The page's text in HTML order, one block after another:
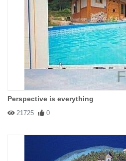
Perspective is everything
21725 0